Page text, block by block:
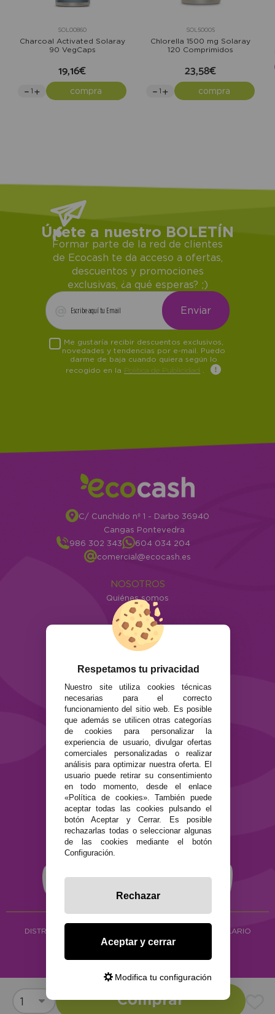
Comprar
SOL00860
Charcoal Activated Solaray
90 VegCaps
19,16€
compra
SOL50005
Chlorella 1500 mg Solaray
120 Comprimidos
23,58€
compra
Únete a nuestro BOLETÍN
Formar parte de la red de clientes
de Ecocash te da acceso a ofertas,
descuentos y promociones
exclusivas, ¿a qué esperas? ;)
Me gustaría recibir descuentos exclusivos,
novedades y tendencias por e-mail. Puedo
darme de baja cuando quiera según lo
recogido en la Política de Publicidad
C/ Cunchido nº 1 - Darbo 36940
Cangas Pontevedra
986 302 343
604 034 204
comercial@ecocash.es
NOSOTROS
Quiénes somos
Info
ATENCIÓN AL CLIENTE
Envíos y devoluciones
Formas de pago
SEGURIDAD Y PRIVACIDAD
Términos y condiciones de uso
Política de privacidad
Política de cookies
DISTRIBUCIÓN ALIMENTACIÓN ECOLÓGICA Y HERBOLARIO
Copyright © 2026 ·www.ecocash.es
· Ecocash Productos Orgánicos S.C
Respetamos tu privacidad
Nuestro site utiliza cookies técnicas
necesarias para el correcto
funcionamiento del sitio web. Es posible
que además se utilicen otras categorías
de cookies para personalizar la
experiencia de usuario, divulgar ofertas
comerciales personalizadas o realizar
análisis para optimizar nuestra oferta. El
usuario puede retirar su consentimiento
en todo momento, desde el enlace
«Política de cookies». También puede
aceptar todas las cookies pulsando el
botón Aceptar y Cerrar. Es posible
rechazarlas todas o seleccionar algunas
de las cookies mediante el botón
Configuración.
Rechazar
Aceptar y cerrar
Modifica tu configuración